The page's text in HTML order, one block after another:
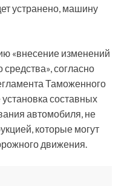
устранено, машину
«внесение изменений
средства», согласно
Таможенного
составных
автомобиля, не
которые могут
движения.